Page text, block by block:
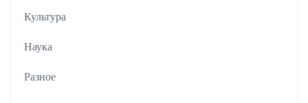
Культура
Наука
Разное